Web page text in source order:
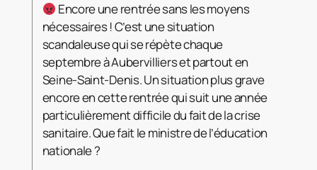
Encore une rentrée sans les moyens
nécessaires ! C’est une situation
scandaleuse qui se répète chaque
septembre à Aubervilliers et partout en
Seine-Saint-Denis. Un situation plus grave
encore en cette rentrée qui suit une année
particulièrement difficile du fait de la crise
sanitaire. Que fait le ministre de l’éducation
nationale ?